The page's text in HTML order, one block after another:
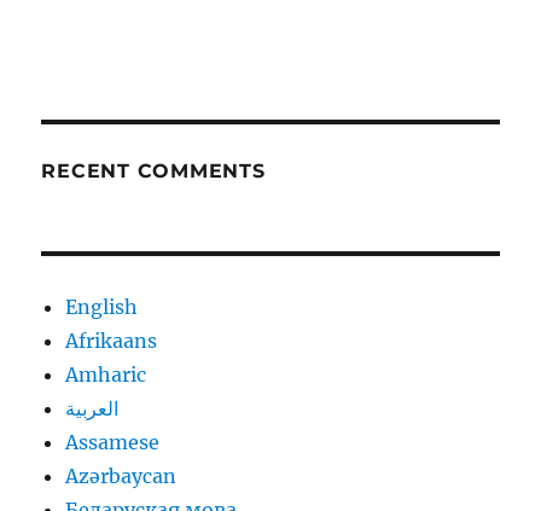
RECENT COMMENTS
English
Afrikaans
Amharic
العربية
Assamese
Azərbaycan